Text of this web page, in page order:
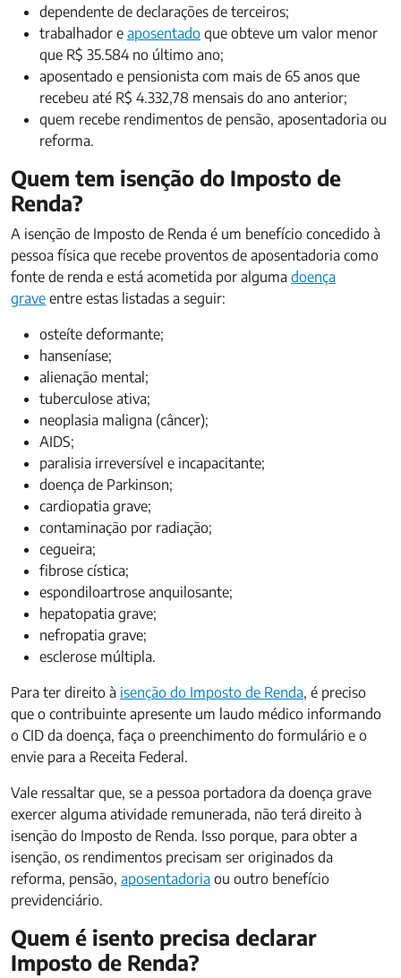
dependente de declarações de terceiros;
trabalhador e aposentado que obteve um valor menor
que R$ 35.584 no último ano;
aposentado e pensionista com mais de 65 anos que
recebeu até R$ 4.332,78 mensais do ano anterior;
quem recebe rendimentos de pensão, aposentadoria ou
reforma.
Quem tem isenção do Imposto de
Renda?
A isenção de Imposto de Renda é um benefício concedido à
pessoa física que recebe proventos de aposentadoria como
fonte de renda e está acometida por alguma doença
grave entre estas listadas a seguir:
osteíte deformante;
hanseníase;
alienação mental;
tuberculose ativa;
neoplasia maligna (câncer);
AIDS;
paralisia irreversível e incapacitante;
doença de Parkinson;
cardiopatia grave;
contaminação por radiação;
cegueira;
fibrose cística;
espondiloartrose anquilosante;
hepatopatia grave;
nefropatia grave;
esclerose múltipla.
Para ter direito à isenção do Imposto de Renda, é preciso
que o contribuinte apresente um laudo médico informando
o CID da doença, faça o preenchimento do formulário e o
envie para a Receita Federal.
Vale ressaltar que, se a pessoa portadora da doença grave
exercer alguma atividade remunerada, não terá direito à
isenção do Imposto de Renda. Isso porque, para obter a
isenção, os rendimentos precisam ser originados da
reforma, pensão, aposentadoria ou outro benefício
previdenciário.
Quem é isento precisa declarar
Imposto de Renda?​